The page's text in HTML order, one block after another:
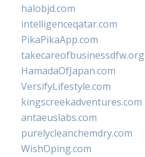
halobjd.com
intelligenceqatar.com
PikaPikaApp.com
takecareofbusinessdfw.org
HamadaOfJapan.com
VersifyLifestyle.com
kingscreekadventures.com
antaeuslabs.com
purelycleanchemdry.com
WishOping.com